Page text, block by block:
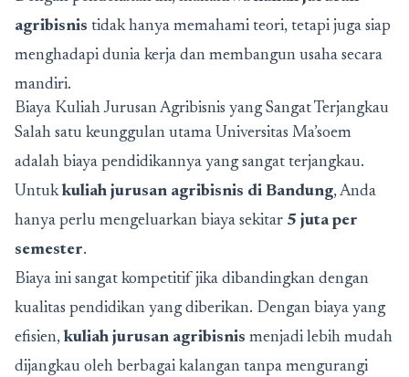
agribisnis tidak hanya memahami teori, tetapi juga siap
menghadapi dunia kerja dan membangun usaha secara
mandiri.
Biaya Kuliah Jurusan Agribisnis yang Sangat Terjangkau
Salah satu keunggulan utama Universitas Ma’soem
adalah biaya pendidikannya yang sangat terjangkau.
Untukkuliah jurusan agribisnis di Bandung, Anda
hanya perlu mengeluarkan biaya sekitar 5 juta per
semester.
Biaya ini sangat kompetitif jika dibandingkan dengan
kualitas pendidikan yang diberikan. Dengan biaya yang
efisien, kuliah jurusan agribisnis menjadi lebih mudah
dijangkau oleh berbagai kalangan tanpa mengurangi